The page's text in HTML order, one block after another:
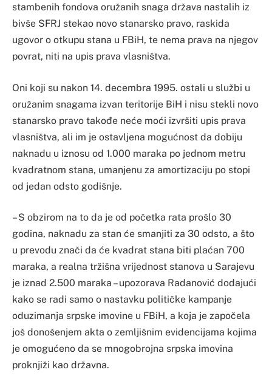
stambenih fondova oružanih snaga država nastalih iz
bivše SFRJ stekao novo stanarsko pravo, raskida
ugovor o otkupu stana u FBiH, te nema prava na njegov
povrat, niti na upis prava vlasništva.
Oni koji su nakon 14. decembra 1995. ostali u službi u
oružanim snagama izvan teritorije BiH i nisu stekli novo
stanarsko pravo takođe neće moći izvršiti upis prava
vlasništva, ali im je ostavljena mogućnost da dobiju
naknadu u iznosu od 1.000 maraka po jednom metru
kvadratnom stana, umanjenu za amortizaciju po stopi
od jedan odsto godišnje.
– S obzirom na to da je od početka rata prošlo 30
godina, naknadu za stan će smanjiti za 30 odsto, a što
u prevodu znači da će kvadrat stana biti plaćan 700
maraka, a realna tržišna vrijednost stanova u Sarajevu
je iznad 2.500 maraka – upozorava Radanović dodajući
kako se radi samo o nastavku političke kampanje
oduzimanja srpske imovine u FBiH, a koja je započela
još donošenjem akta o zemljišnim evidencijama kojima
je omogućeno da se mnogobrojna srpska imovina
proknjiži kao državna.